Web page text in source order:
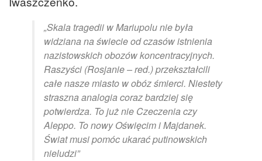
„Skala tragedii w Mariupolu nie była
widziana na świecie od czasów istnienia
nazistowskich obozów koncentracyjnych.
Raszyści (Rosjanie – red.) przekształcili
całe nasze miasto w obóz śmierci. Niestety
straszna analogia coraz bardziej się
potwierdza. To już nie Czeczenia czy
Aleppo. To nowy Oświęcim i Majdanek.
Świat musi pomóc ukarać putinowskich
nieludzi”